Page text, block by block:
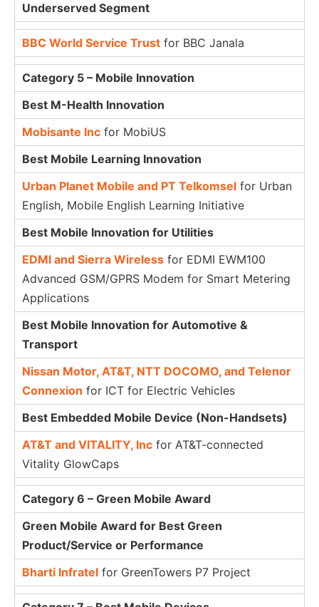
Underserved Segment
BBC World Service Trust for BBC Janala
Category 5 – Mobile Innovation
Best M-Health Innovation
Mobisante Inc for MobiUS
Best Mobile Learning Innovation
Urban Planet Mobile and PT Telkomsel for Urban
English, Mobile English Learning Initiative
Best Mobile Innovation for Utilities
EDMI and Sierra Wireless for EDMI EWM100
Advanced GSM/GPRS Modem for Smart Metering
Applications
Best Mobile Innovation for Automotive &
Transport
Nissan Motor, AT&T, NTT DOCOMO, and Telenor
Connexion for ICT for Electric Vehicles
Best Embedded Mobile Device (Non-Handsets)
AT&T and VITALITY, Inc for AT&T-connected
Vitality GlowCaps
Category 6 – Green Mobile Award
Green Mobile Award for Best Green
Product/Service or Performance
Bharti Infratel for GreenTowers P7 Project